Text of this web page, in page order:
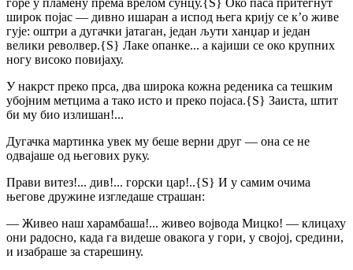
широк појас — дивно ишаран а испод њега крију се к’о живе
гује: оштри а дугачки јатаган, један љути ханџар и један
велики револвер.{S} Лаке опанке... а кајиши се око крупних
ногу високо повијаху.
У накрст преко прса, два широка кожна реденика са тешким
убојним метцима а тако исто и преко појаса.{S} Заиста, штит
би му био излишан!...
Дугачка мартинка увек му беше верни друг — она се не
одвајаше од његових руку.
Прави витез!... див!... горски цар!..{S} И у самим очима
његове дружине изгледаше страшан:
— Живео наш харамбаша!... живео војвода Мицко! — клицаху
они радосно, када га видеше овакога у гори, у својој, средини,
и изабраше за старешину.